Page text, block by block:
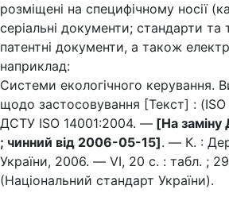
розміщені на специфічному носії
серіальні документи; стандарти та
патентні документи, а також
наприклад:
Системи екологічного керування.
щодо застосовування [Текст] :
ДСТУ ISO 14001:2004. — [На
; чинний від 2006-05-15]. — К. :
України, 2006. — VI, 20 с. : табл. ;
(Національний стандарт України).